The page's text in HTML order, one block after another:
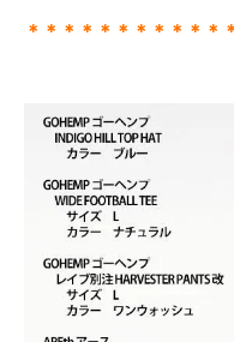
＊＊＊＊＊＊＊＊＊＊＊